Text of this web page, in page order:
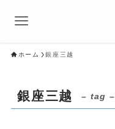
ホーム 銀座三越
銀座三越 – tag –